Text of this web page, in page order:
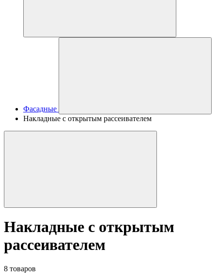
Фасадные
Накладные с открытым рассеивателем
Накладные с открытым
рассеивателем
8 товаров